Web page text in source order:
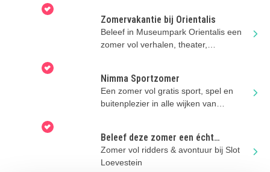
Zomervakantie bij Orientalis
Beleef in Museumpark Orientalis een
zomer vol verhalen, theater,
Nimma Sportzomer
Een zomer vol gratis sport, spel en
buitenplezier in alle wijken van
Beleef deze zomer een écht
kasteelavontuur bij Slot Loevestein
Zomer vol ridders & avontuur bij Slot
Loevestein